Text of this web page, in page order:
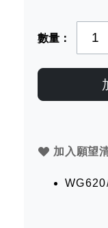
數量
加入願望